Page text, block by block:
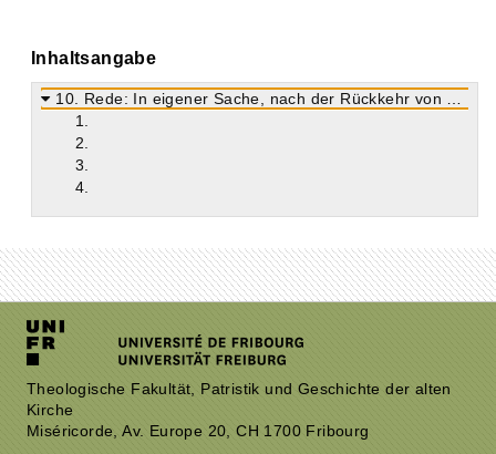
Inhaltsangabe
10. Rede: In eigener Sache, nach der Rückkehr von der Flucht (In seipsum post fuga)
1.
2.
3.
4.
Theologische Fakultät, Patristik und Geschichte der alten
Kirche
Miséricorde, Av. Europe 20, CH 1700 Fribourg